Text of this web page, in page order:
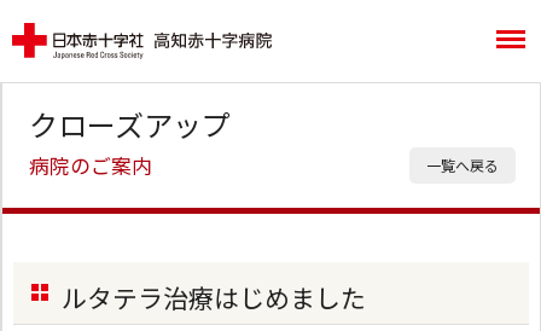
クローズアップ
病院のご案内 一覧へ戻る
ルタテラ治療はじめました